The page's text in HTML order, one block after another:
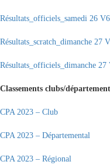
Résultats_officiels_samedi 26
Résultats_scratch_dimanche 27
Résultats_officiels_dimanche
Classements clubs/
CPA 2023 – Club
CPA 2023 – Départemental
CPA 2023 – Régional